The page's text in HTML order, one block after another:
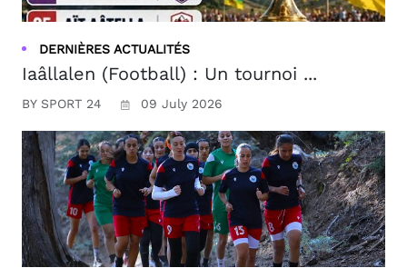
DERNIÈRES ACTUALITÉS
Iaâllalen (Football) : Un tournoi ...
BY SPORT 24 09 July 2026